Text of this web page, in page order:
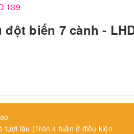
139
đột biến 7 cành -
tươi lâu (Trên 4 tuần ở điều kiện